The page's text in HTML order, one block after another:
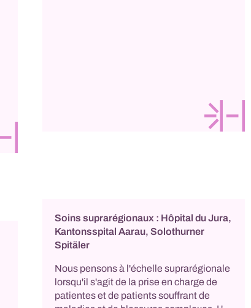
Soins suprarégionaux : Hôpital du Jura,
Kantonsspital Aarau, Solothurner
Spitäler
Nous pensons à l'échelle suprarégionale
lorsqu'il s'agit de la prise en charge de
patientes et de patients souffrant de